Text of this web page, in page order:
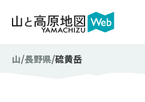
山 長野県 硫黄岳